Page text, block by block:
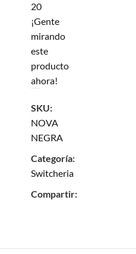
20
¡Gente
mirando
este
producto
ahora!
SKU:
NOVA
NEGRA
Categoría:
Switcheria
Compartir: